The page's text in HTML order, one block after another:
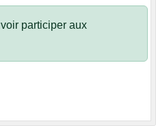
participer aux